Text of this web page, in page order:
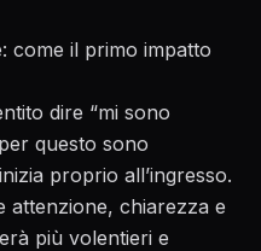
come il primo impatto
dire “mi sono
questo sono
proprio all’ingresso.
attenzione, chiarezza e
più volentieri e